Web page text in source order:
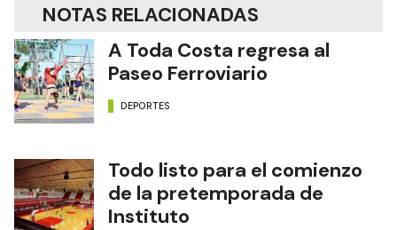
NOTAS RELACIONADAS
A Toda Costa regresa al
Paseo Ferroviario
DEPORTES
Todo listo para el comienzo
de la pretemporada de
Instituto